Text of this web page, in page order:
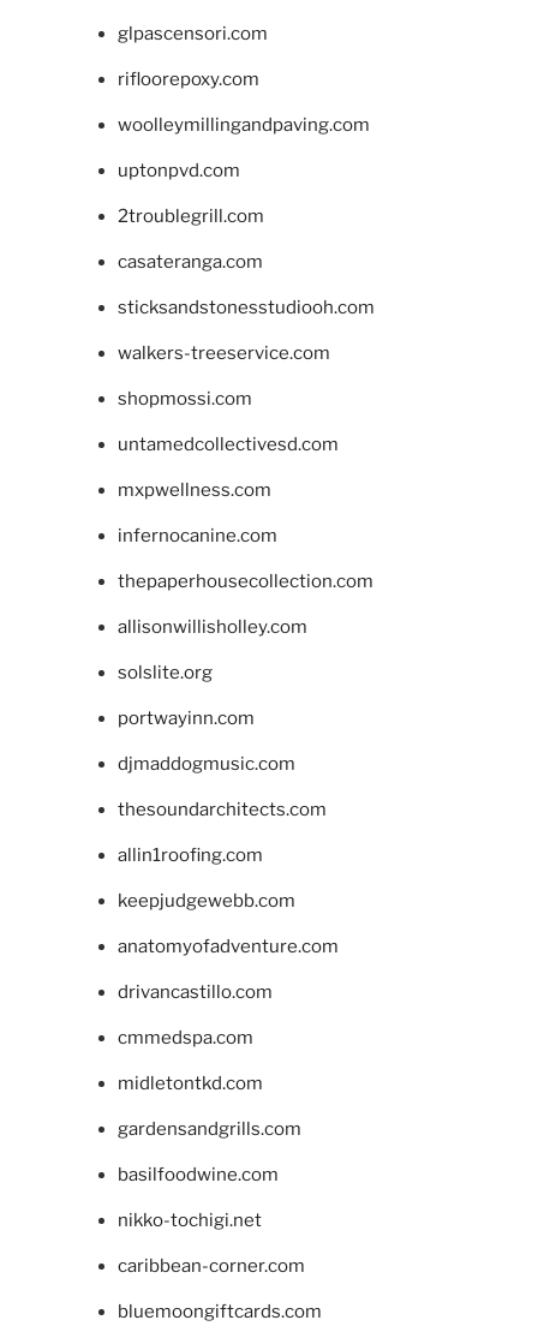
glpascensori.com
rifloorepoxy.com
woolleymillingandpaving.com
uptonpvd.com
2troublegrill.com
casateranga.com
sticksandstonesstudiooh.com
walkers-treeservice.com
shopmossi.com
untamedcollectivesd.com
mxpwellness.com
infernocanine.com
thepaperhousecollection.com
allisonwillisholley.com
solslite.org
portwayinn.com
djmaddogmusic.com
thesoundarchitects.com
allin1roofing.com
keepjudgewebb.com
anatomyofadventure.com
drivancastillo.com
cmmedspa.com
midletontkd.com
gardensandgrills.com
basilfoodwine.com
nikko-tochigi.net
caribbean-corner.com
bluemoongiftcards.com